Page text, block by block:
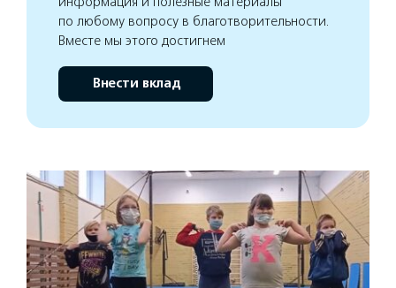
по любому вопросу в благотворительности.
Вместе мы этого достигнем
Внести вклад